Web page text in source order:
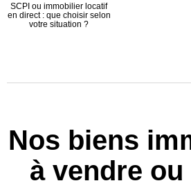
SCPI ou immobilier locatif
en direct : que choisir selon
votre situation ?
Nos biens
à vendre